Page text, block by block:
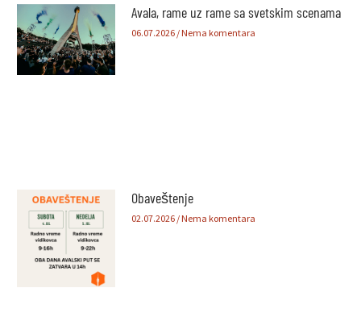
Avala, rame uz rame sa svetskim scenama
06.07.2026 Nema komentara
Obaveštenje
02.07.2026 Nema komentara